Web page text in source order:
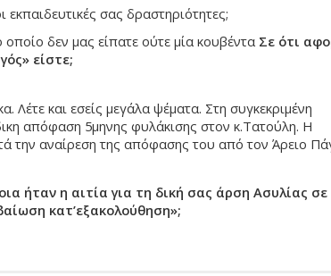
εκπαιδευτικές σας δραστηριότητες;
δεν μας είπατε ούτε μία κουβέντα Σε ότι
είστε;
Λέτε και εσείς μεγάλα ψέματα. Στη συγκεκριμένη
την αναίρεση της απόφασης του από τον Άρειο
ήταν η αιτία για τη δική σας άρση Ασυλίας σε
κατ’εξακολούθηση»;